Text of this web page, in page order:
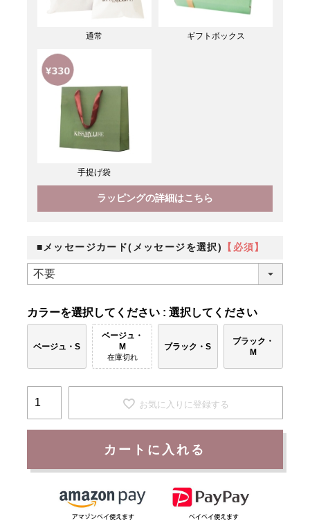
通常 ギフトボックス
手提げ袋
ラッピングの詳細はこちら
■メッセージカード(メッセージを選択) 【必須】
カラー 選択してください
ベージュ・S
ベージュ・
M
在庫切れ
ブラック・S
ブラック・
M
お気に入りに登録する
カートに入れる